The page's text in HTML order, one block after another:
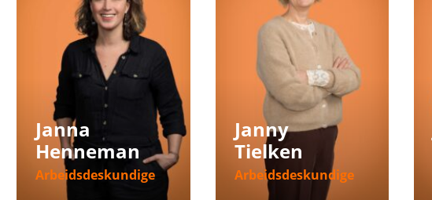
Janna
Henneman
Arbeidsdeskundige
Janny
Tielken
Arbeidsdeskundige